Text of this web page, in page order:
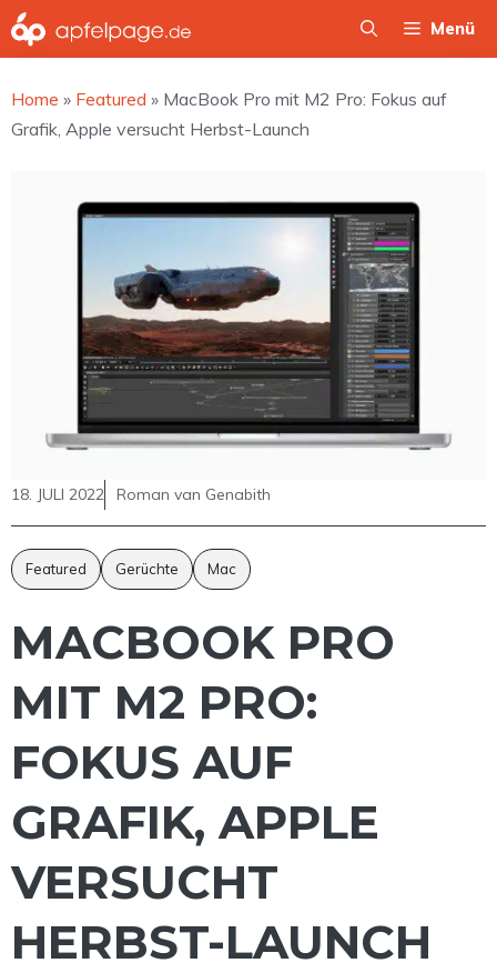
Zum
Inhalt
Menü
Home » Featured » MacBook Pro mit M2 Pro: Fokus auf
Grafik, Apple versucht Herbst-Launch
18. JULI 2022 Roman van Genabith
Featured Gerüchte Mac
MACBOOK PRO
MIT M2 PRO:
FOKUS AUF
GRAFIK, APPLE
VERSUCHT
HERBST-LAUNCH